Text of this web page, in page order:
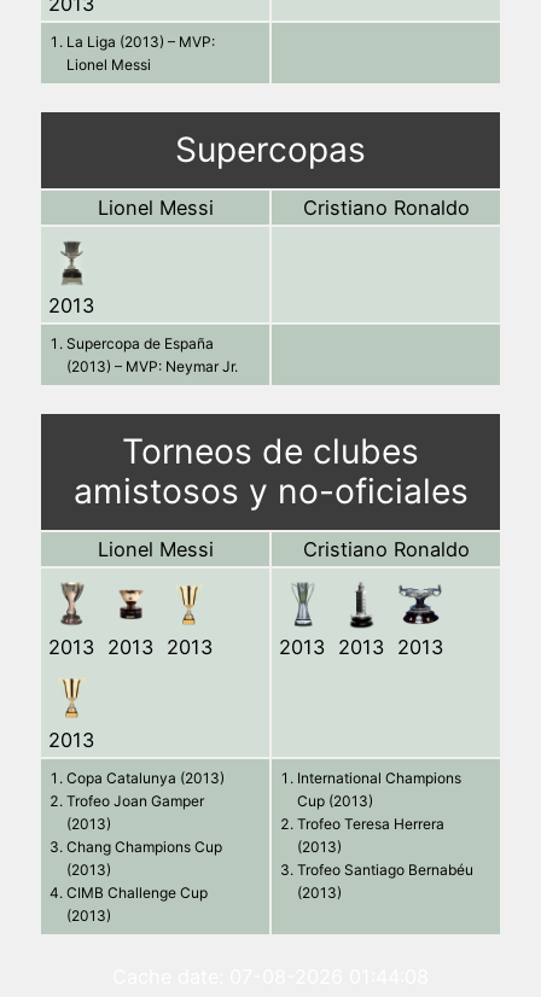
La Liga (2013) – MVP:
Lionel Messi
Supercopas
Lionel Messi Cristiano Ronaldo
2013
Supercopa de España
(2013) – MVP: Neymar Jr.
Torneos de clubes
amistosos y no-oficiales
Lionel Messi Cristiano Ronaldo
2013 2013 2013
2013
2013 2013 2013
Copa Catalunya (2013)
Trofeo Joan Gamper
(2013)
Chang Champions Cup
(2013)
CIMB Challenge Cup
(2013)
International Champions
Cup (2013)
Trofeo Teresa Herrera
(2013)
Trofeo Santiago Bernabéu
(2013)